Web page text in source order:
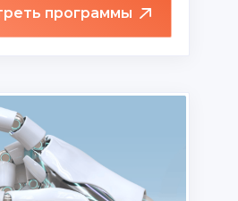
программы